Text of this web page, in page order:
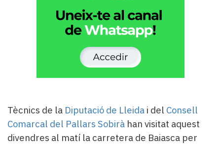
Tècnics de la Diputació de Lleida i del Consell
Comarcal del Pallars Sobirà han visitat aquest
divendres al matí la carretera de Baiasca per